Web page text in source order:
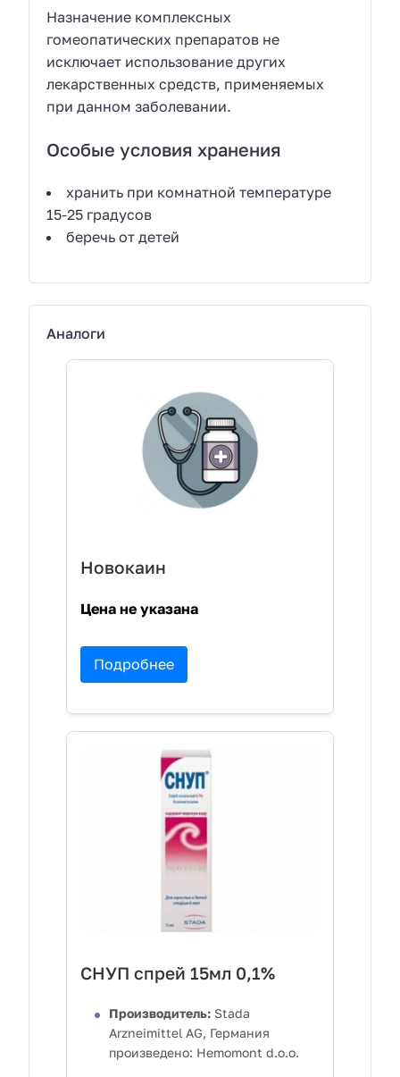
Назначение комплексных
гомеопатических препаратов не
исключает использование других
лекарственных средств, применяемых
при данном заболевании.
Особые условия хранения
хранить при комнатной температуре
15-25 градусов
беречь от детей
Аналоги
Новокаин
Цена не указана
Подробнее
СНУП спрей 15мл 0,1%
Производитель: Stada
Arzneimittel AG, Германия
произведено: Hemomont d.o.o.